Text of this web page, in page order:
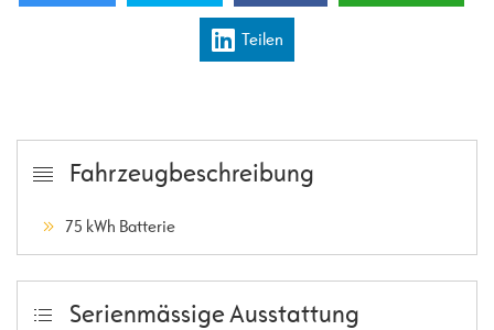
Teilen
Fahrzeugbeschreibung
75 kWh Batterie
Serienmässige Ausstattung